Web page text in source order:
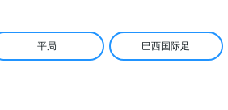
平局 巴西国际足